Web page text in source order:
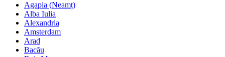
Agapia (Neamț)
Alba Iulia
Alexandria
Amsterdam
Arad
Bacău